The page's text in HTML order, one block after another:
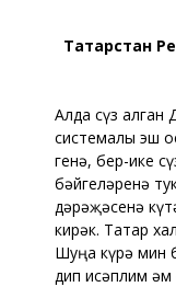
Татарстан
Алда сүз
системалы эш
генә, бер-ике
бәйгеләренә
дәрәҗәсенә
кирәк. Татар
Шуңа күрә мин
дип исәплим